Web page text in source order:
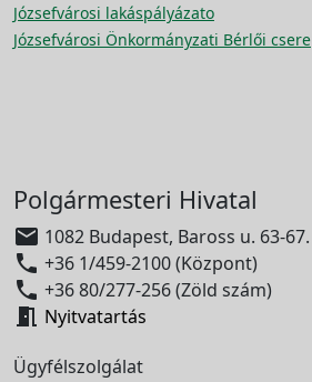
Józsefvárosi lakáspályázato
Józsefvárosi Önkormányzati Bérlői csere
Polgármesteri Hivatal
 1082 Budapest, Baross u. 63-67.
 +36 1/459-2100 (Központ)
 +36 80/277-256 (Zöld szám)
 Nyitvatartás
Ügyfélszolgálat